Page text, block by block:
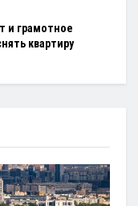
и грамотное
квартиру